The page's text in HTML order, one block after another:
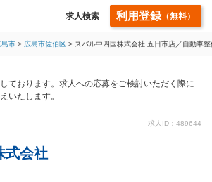
求人検索 利用登録（無料）
島市 広島市佐伯区 スバル中四国株式会社 五日市店／自動車
ております。求人への応募をご検討いただく際に
いたします。
求人ID：489644
式会社